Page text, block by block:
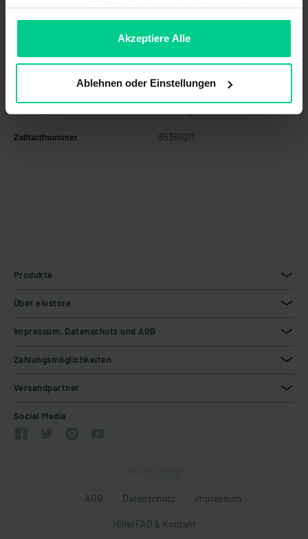
sein, können Sie die Verwendung von Cookies hier
Akzeptiere Alle
Ablehnen oder Einstellungen
Angebot erstellen
Deutschland
Zolltarifnummer 85365011
Produkte
Über elostore
Impressum, Datenschutz und AGB
Zahlungsmöglichkeiten
Versandpartner
Social Media
AGB Datenschutz Impressum
Hilfe/FAQ & Kontakt